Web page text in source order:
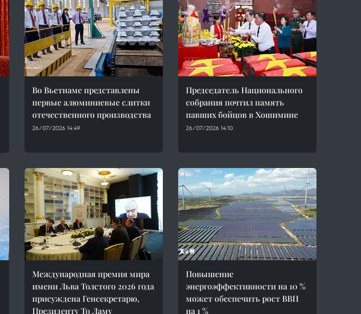
Во Вьетнаме представлены
первые алюминиевые слитки
отечественного производства
26/07/2026 14:49
Председатель Национального
собрания почтил память
павших бойцов в Хошимине
26/07/2026 14:10
Международная премия мира
имени Льва Толстого 2026 года
присуждена Генсекретарю,
Президенту То Ламу
Повышение
энергоэффективности на 10 %
может обеспечить рост ВВП
на 1 %